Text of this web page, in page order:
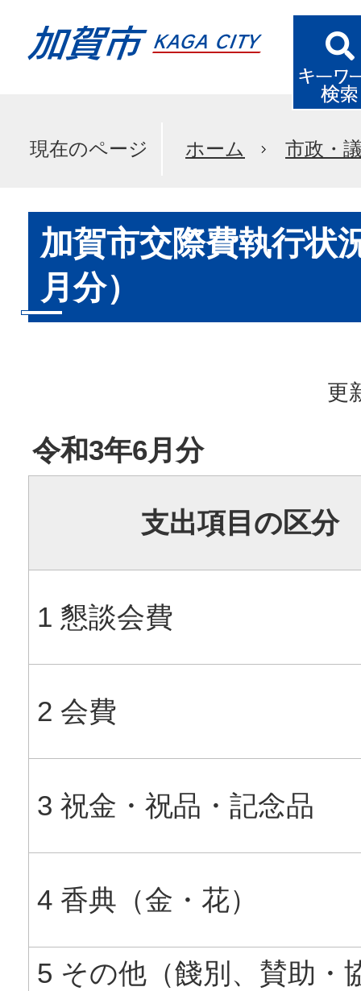
現在のページ ホーム 市政・
加賀市交際費執行状
月分）
更
令和3年6月分
支出項目の区分
1 懇談会費
2 会費
3 祝金・祝品・記念品
4 香典（金・花）
5 その他（餞別、賛助・